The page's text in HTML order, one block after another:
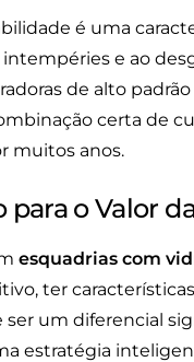
é uma
intempéries e ao
de alto
certa de
muitos anos.
para o Valor
esquadrias com
ter
um diferencial
estratégia